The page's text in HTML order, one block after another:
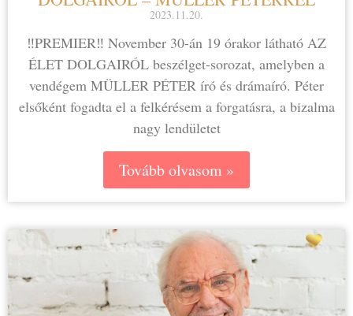
2023.11.20.
‼️PREMIER‼️ November 30-án 19 órakor látható AZ
ÉLET DOLGAIRÓL beszélget-sorozat, amelyben a
vendégem MÜLLER PÉTER író és drámaíró. Péter
elsőként fogadta el a felkérésem a forgatásra, a bizalma
nagy lendületet
Tovább olvasom »